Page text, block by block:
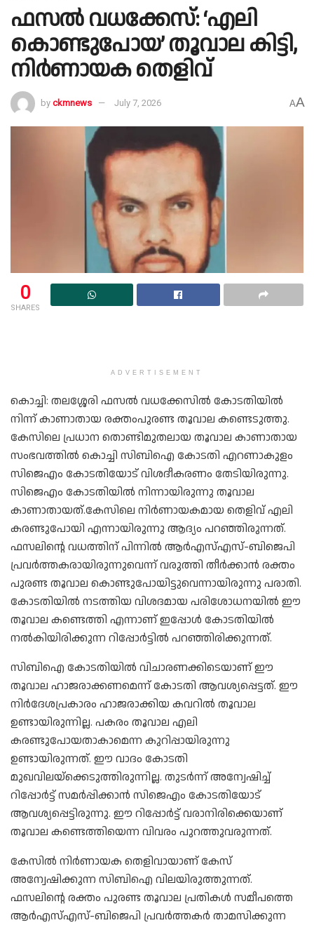
ഫസൽ വധക്കേസ്: ‘എലി
കൊണ്ടുപോയ’ തൂവാല കിട്ടി,
നിർണായക തെളിവ്
by ckmnews July 7, 2026 AA
0
SHARES
ADVERTISEMENT
കൊച്ചി: തലശ്ശേരി ഫസൽ വധക്കേസിൽ കോടതിയിൽ
നിന്ന് കാണാതായ രക്തംപുരണ്ട തൂവാല കണ്ടെടുത്തു.
കേസിലെ പ്രധാന തൊണ്ടിമുതലായ തൂവാല കാണാതായ
സംഭവത്തിൽ കൊച്ചി സിബിഐ കോടതി എറണാകുളം
സിജെഎം കോടതിയോട് വിശദീകരണം തേടിയിരുന്നു.
സിജെഎം കോടതിയിൽ നിന്നായിരുന്നു തൂവാല
കാണാതായത്.കേസിലെ നിർണായകമായ തെളിവ് എലി
കരണ്ടുപോയി എന്നായിരുന്നു ആദ്യം പറഞ്ഞിരുന്നത്.
ഫസലിന്റെ വധത്തിന് പിന്നിൽ ആർഎസ്എസ്-ബിജെപി
പ്രവർത്തകരായിരുന്നുവെന്ന് വരുത്തി തീർക്കാൻ രക്തം
പുരണ്ട തൂവാല കൊണ്ടുപോയിട്ടുവെന്നായിരുന്നു പരാതി.
കോടതിയിൽ നടത്തിയ വിശദമായ പരിശോധനയിൽ ഈ
തൂവാല കണ്ടെത്തി എന്നാണ് ഇപ്പോൾ കോടതിയിൽ
നൽകിയിരിക്കുന്ന റിപ്പോർട്ടിൽ പറഞ്ഞിരിക്കുന്നത്.
സിബിഐ കോടതിയിൽ വിചാരണക്കിടെയാണ് ഈ
തൂവാല ഹാജരാക്കണമെന്ന് കോടതി ആവശ്യപ്പെട്ടത്. ഈ
നിർദേശപ്രകാരം ഹാജരാക്കിയ കവറിൽ തൂവാല
ഉണ്ടായിരുന്നില്ല. പകരം തൂവാല എലി
കരണ്ടുപോയതാകാമെന്ന കുറിപ്പായിരുന്നു
ഉണ്ടായിരുന്നത്. ഈ വാദം കോടതി
മുഖവിലയ്‌ക്കെടുത്തിരുന്നില്ല. തുടർന്ന് അന്വേഷിച്ച്
റിപ്പോർട്ട് സമർപ്പിക്കാൻ സിജെഎം കോടതിയോട്
ആവശ്യപ്പെട്ടിരുന്നു. ഈ റിപ്പോർട്ട് വരാനിരിക്കെയാണ്
തൂവാല കണ്ടെത്തിയെന്ന വിവരം പുറത്തുവരുന്നത്.
കേസിൽ നിർണായക തെളിവായാണ് കേസ്
അന്വേഷിക്കുന്ന സിബിഐ വിലയിരുത്തുന്നത്.
ഫസലിന്റെ രക്തം പുരണ്ട തൂവാല പ്രതികൾ സമീപത്തെ
ആർഎസ്എസ്-ബിജെപി പ്രവർത്തകർ താമസിക്കുന്ന